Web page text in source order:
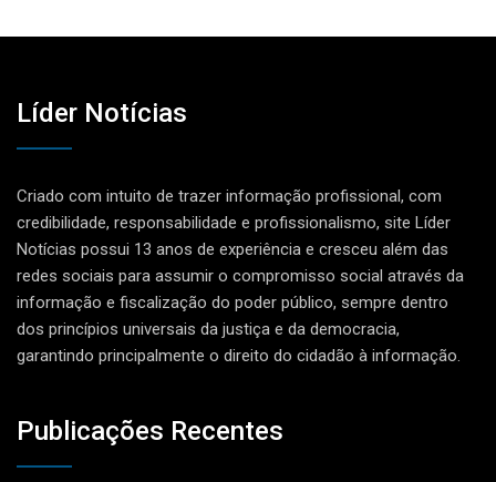
Líder Notícias
Criado com intuito de trazer informação profissional, com
credibilidade, responsabilidade e profissionalismo, site Líder
Notícias possui 13 anos de experiência e cresceu além das
redes sociais para assumir o compromisso social através da
informação e fiscalização do poder público, sempre dentro
dos princípios universais da justiça e da democracia,
garantindo principalmente o direito do cidadão à informação.
Publicações Recentes